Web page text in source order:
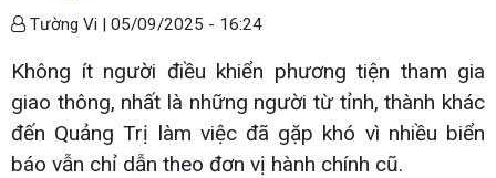
Tường Vi | 05/09/2025 - 16:24
Không ít người điều khiển phương tiện tham gia
giao thông, nhất là những người từ tỉnh, thành khác
đến Quảng Trị làm việc đã gặp khó vì nhiều biển
báo vẫn chỉ dẫn theo đơn vị hành chính cũ.